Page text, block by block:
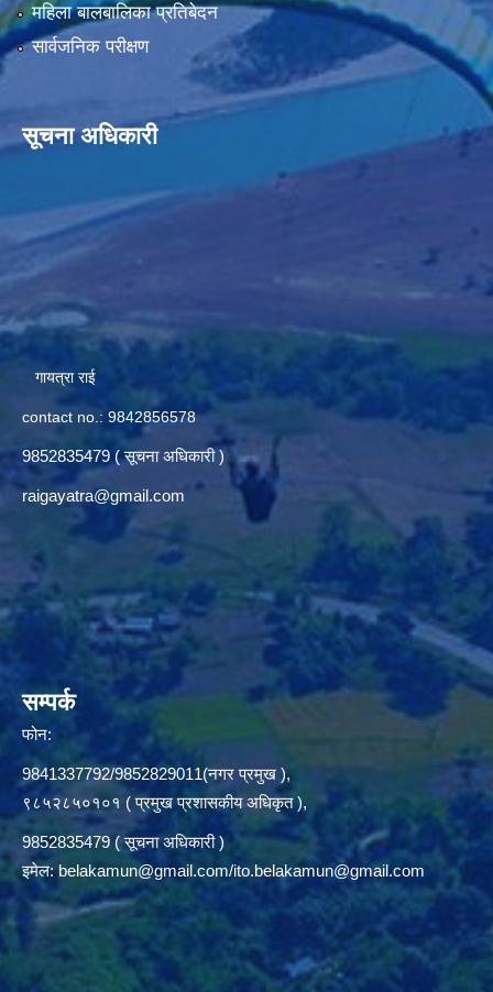
महिला बालबालिका प्रतिबेदन
सार्वजनिक परीक्षण
सूचना अधिकारी
गायत्रा राई
contact no.: 9842856578
9852835479 ( सूचना अधिकारी )
raigayatra@gmail.com
सम्पर्क
फोन:
9841337792/9852829011(नगर प्रमुख ),
९८५२८५०१०१ ( प्रमुख प्रशासकीय अधिकृत ),
9852835479 ( सूचना अधिकारी )
इमेल:belakamun@gmail.com/ito.belakamun@gmail.com